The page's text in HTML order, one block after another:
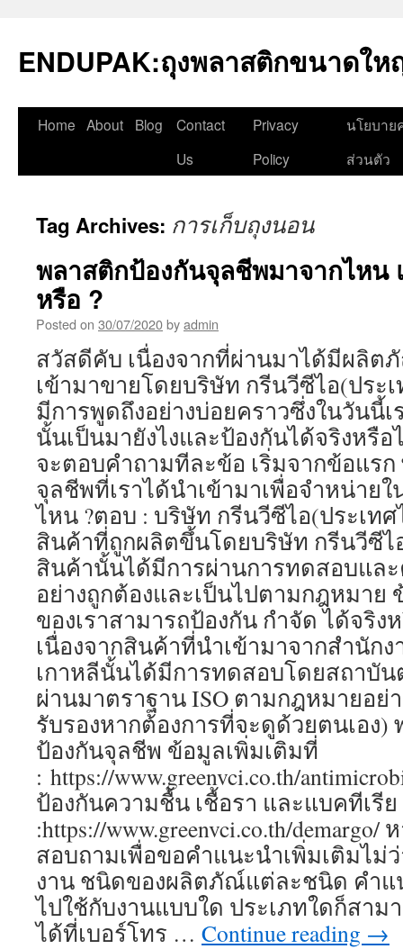
content
ENDUPAK:ถุงพลาสติกขนาดให
Home About Blog
Contact
Us
Privacy
Policy
นโยบาย
ส่วนตัว
Tag Archives: การเก็บถุงนอน
พลาสติกป้องกันจุลชีพมาจากไหน
หรือ ?
Posted on 30/07/2020byadmin
สวัสดีคับ เนื่องจากที่ผ่านมาได้มีผลิ
เข้ามาขายโดยบริษัท กรีนวีซีไอ(ประ
มีการพูดถึงอย่างบ่อยคราวซึ่งในวันนี้
นั้นเป็นมายังไงและป้องกันได้จริงหรื
จะตอบคำถามทีละข้อ เริ่มจากข้อแร
จุลชีพที่เราได้นำเข้ามาเพื่อจำหน่าย
ไหน ?ตอบ : บริษัท กรีนวีซีไอ(ประเท
สินค้าที่ถูกผลิตขึ้นโดยบริษัท กรีนวีซีไ
สินค้านั้นได้มีการผ่านการทดสอบแล
อย่างถูกต้องและเป็นไปตามกฎหมา
ของเราสามารถป้องกัน กำจัด ได้จริง
เนื่องจากสินค้าที่นำเข้ามาจากสำนัก
เกาหลีนั้นได้มีการทดสอบโดยสถาบัน
ผ่านมาตราฐาน ISO ตามกฎหมายอย่
รับรองหากต้องการที่จะดูด้วยตนเอง
ป้องกันจุลชีพ ข้อมูลเพิ่มเติมที่
: https://www.greenvci.co.th/
ป้องกันความชื้น เชื้อรา และแบคทีเรี
:https://www.greenvci.co.th/
สอบถามเพื่อขอคำแนะนำเพิ่มเติมไม่
งาน ชนิดของผลิตภัณ์แต่ละชนิด คำแ
ไปใช้กับงานแบบใด ประเภทใดก็สาม
ได้ที่เบอร์โทร … Continue reading →